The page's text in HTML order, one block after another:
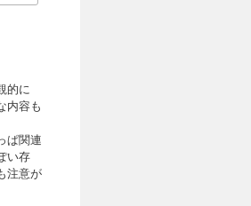
的に
内容も
ぱ関連
い存
注意が